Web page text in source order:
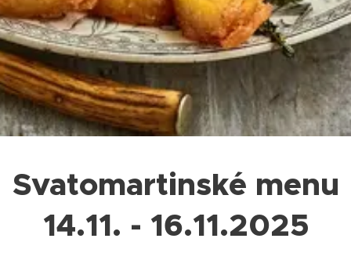
Svatomartinské menu
14.11. - 16.11.2025